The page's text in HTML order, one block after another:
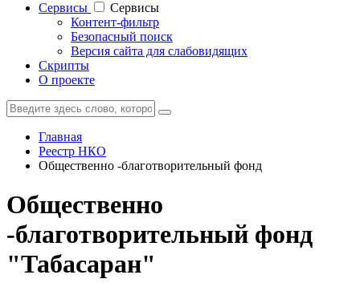
Cервисы
Cервисы
Контент-фильтр
Безопасный поиск
Версия сайта для слабовидящих
Скрипты
О проекте
Главная
Реестр НКО
Общественно -благотворительный фонд
Общественно
-благотворительный фонд
"Табасаран"